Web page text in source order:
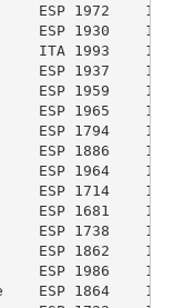
ESP 1972
ESP 1930
ITA 1993
ESP 1937
ESP 1959
ESP 1965
ESP 1794
ESP 1886
ESP 1964
ESP 1714
ESP 1681
ESP 1738
ESP 1862
ESP 1986
ESP 1864